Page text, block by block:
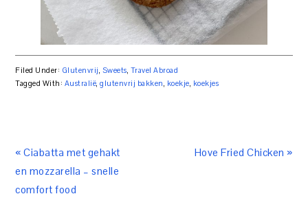
Filed Under: Glutenvrij, Sweets, Travel Abroad
Tagged With: Australië,glutenvrij bakken, koekje, koekjes
« Ciabatta met gehakt
en mozzarella – snelle
comfort food
Hove Fried Chicken »